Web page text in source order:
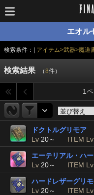
エオル
検索条件：| アイテム>武器>魔道
検索結果 （8件）
1
ドクトルグリモア
Lv 20～ ITEM Lv
エーテリアル・ハ
Lv 20～ ITEM Lv
ハードレザーグリ
Lv 20～ ITEM Lv